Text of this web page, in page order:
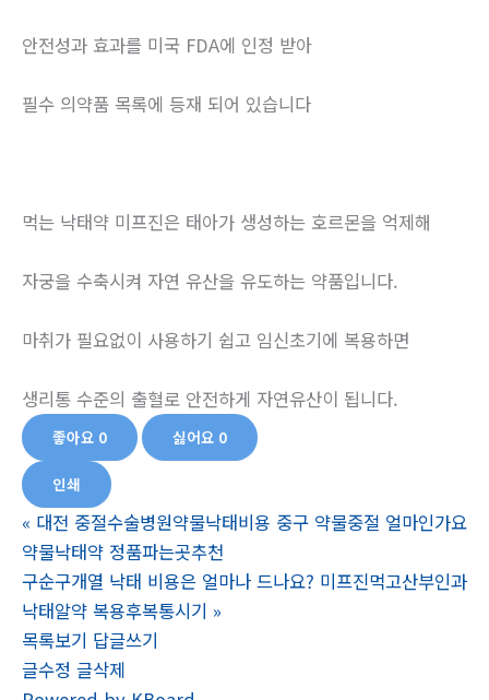
안전성과 효과를 미국 FDA에 인정 받아
필수 의약품 목록에 등재 되어 있습니다
먹는 낙태약 미프진은 태아가 생성하는 호르몬을 억제해
자궁을 수축시켜 자연 유산을 유도하는 약품입니다.
마취가 필요없이 사용하기 쉽고 임신초기에 복용하면
생리통 수준의 출혈로 안전하게 자연유산이 됩니다.
좋아요 0 싫어요 0
인쇄
« 대전 중절수술병원약물낙태비용 중구 약물중절 얼마인가요
약물낙태약 정품파는곳추천
구순구개열 낙태 비용은 얼마나 드나요? 미프진먹고산부인과
낙­태알약 복용후복통시기 »
목록보기 답글쓰기
글수정 글삭제